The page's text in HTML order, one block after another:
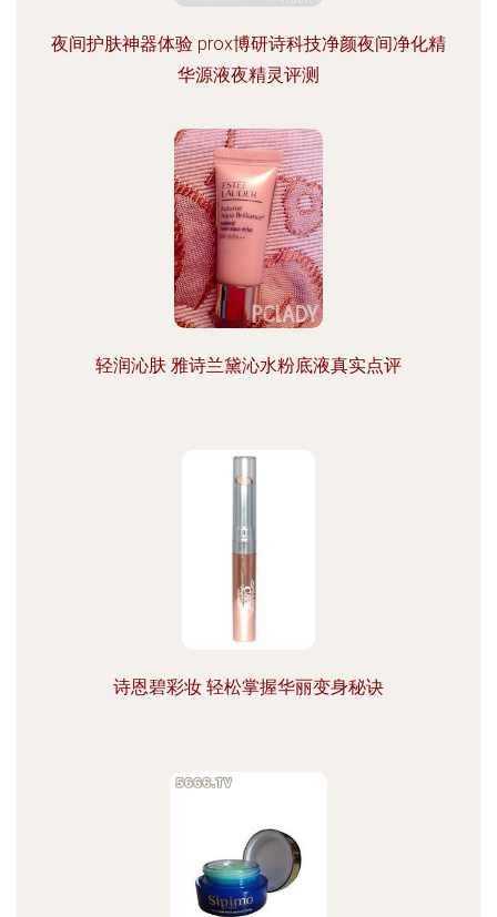
夜间护肤神器体验 prox博研诗科技净颜夜间净化精
华源液夜精灵评测
轻润沁肤 雅诗兰黛沁水粉底液真实点评
诗恩碧彩妆 轻松掌握华丽变身秘诀